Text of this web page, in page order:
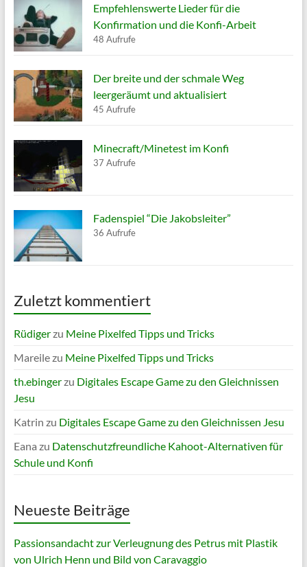
Empfehlenswerte Lieder für die
Konfirmation und die Konfi-Arbeit
48 Aufrufe
Der breite und der schmale Weg
leergeräumt und aktualisiert
45 Aufrufe
Minecraft/Minetest im Konfi
37 Aufrufe
Fadenspiel “Die Jakobsleiter”
36 Aufrufe
Zuletzt kommentiert
Rüdigerzu Meine Pixelfed Tipps und Tricks
Mareilezu Meine Pixelfed Tipps und Tricks
th.ebingerzu Digitales Escape Game zu den Gleichnissen
Jesu
Katrin zu Digitales Escape Game zu den Gleichnissen Jesu
Eana zu Datenschutzfreundliche Kahoot-Alternativen für
Schule und Konfi
Neueste Beiträge
Passionsandacht zur Verleugnung des Petrus mit Plastik
von Ulrich Henn und Bild von Caravaggio